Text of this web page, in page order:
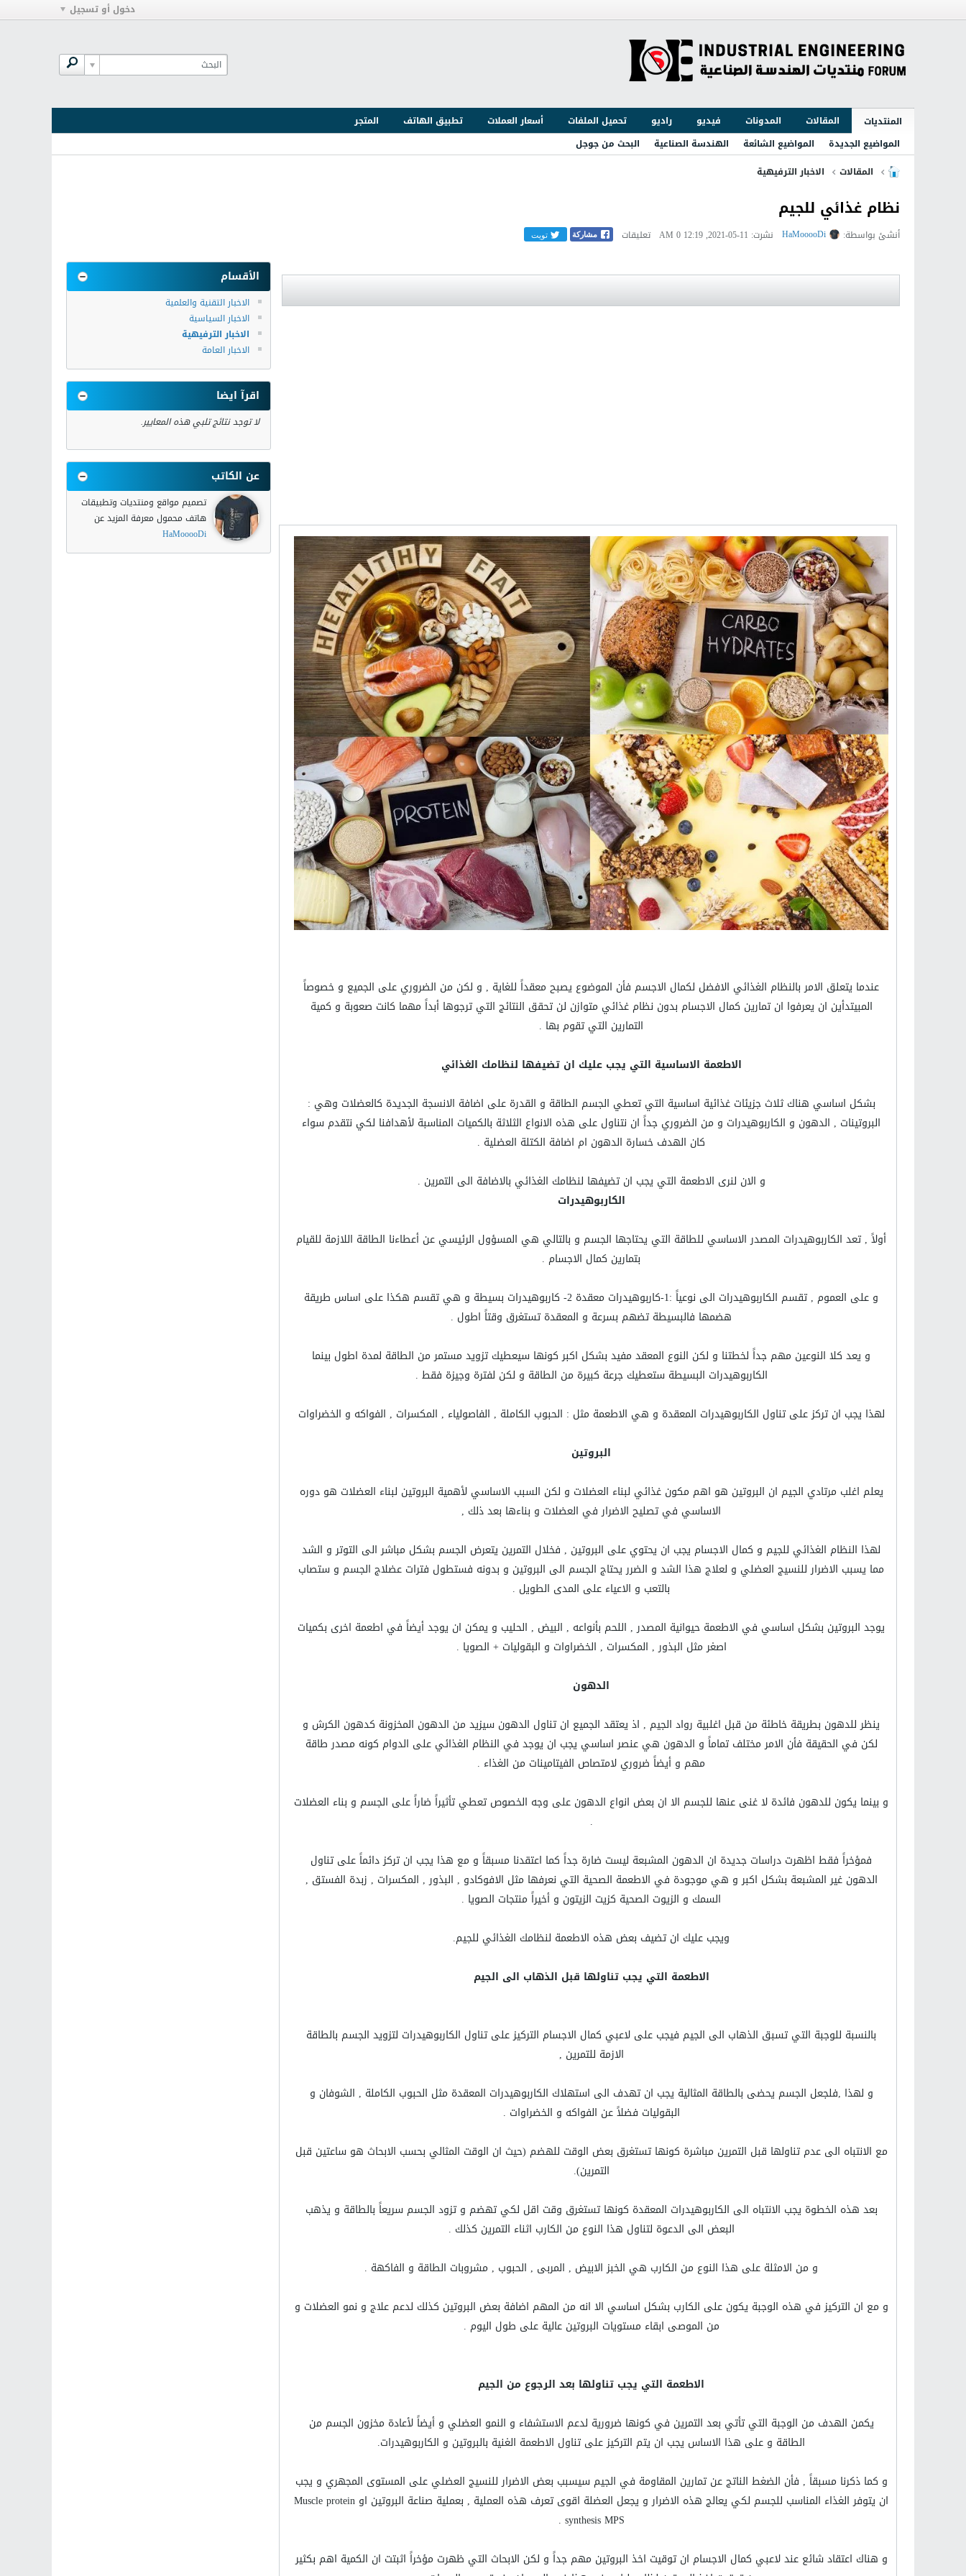
دخول أو تسجيل
المنتديات المقالات المدونات فيديو راديو تحميل الملفات أسعار العملات تطبيق الهاتف
المتجر
المواضيع الجديدة
المواضيع الشائعة الهندسة الصناعية
البحث من جوجل
المقالات
الاخبار الترفيهية
نظام غذائي للجيم
أنشئ بواسطة: HaMooooDi نشرت: 11-05-2021, 12:19 AM 0 تعليقات مشاركة تويت
عندما يتعلق الامر بالنظام الغذائي الافضل لكمال الاجسم فأن الموضوع يصبح معقداً للغاية , و لكن من الضروري على الجميع و خصوصاً
المبيتدأين ان يعرفوا ان تمارين كمال الاجسام بدون نظام غذائي متوازن لن تحقق النتائج التي ترجوها أبداً مهما كانت صعوبة و كمية
التمارين التي تقوم بها .
الاطعمة الاساسية التي يجب عليك ان تضيفها لنظامك الغذائي
بشكل اساسي هناك ثلاث جزيئات غذائية اساسية التي تعطي الجسم الطاقة و القدرة على اضافة الانسجة الجديدة كالعضلات وهي :
البروتينات , الدهون و الكاربوهيدرات و من الضروري جداً ان نتناول على هذه الانواع الثلاثة بالكميات المناسبة لأهدافنا لكي نتقدم سواء
كان الهدف خسارة الدهون ام اضافة الكتلة العضلية .
و الان لنرى الاطعمة التي يجب ان تضيفها لنظامك الغذائي بالاضافة الى التمرين .
الكاربوهيدرات
أولاً , تعد الكاربوهيدرات المصدر الاساسي للطاقة التي يحتاجها الجسم و بالتالي هي المسؤول الرئيسي عن أعطاءنا الطاقة اللازمة للقيام
بتمارين كمال الاجسام .
و على العموم , تقسم الكاربوهيدرات الى نوعياً :1-كاربوهيدرات معقدة 2- كاربوهيدرات بسيطة و هي تقسم هكذا على اساس طريقة
هضمها فالبسيطة تضهم بسرعة و المعقدة تستغرق وقتاً اطول .
و يعد كلا النوعين مهم جداً لخطتنا و لكن النوع المعقد مفيد بشكل اكبر كونها سيعطيك تزويد مستمر من الطاقة لمدة اطول بينما
الكاربوهيدرات البسيطة ستعطيك جرعة كبيرة من الطاقة و لكن لفترة وجيزة فقط .
لهذا يجب ان تركز على تناول الكاربوهيدرات المعقدة و هي الاطعمة مثل : الحبوب الكاملة , الفاصولياء , المكسرات , الفواكه و الخضراوات
البروتين
يعلم اغلب مرتادي الجيم ان البروتين هو اهم مكون غذائي لبناء العضلات و لكن السبب الاساسي لأهمية البروتين لبناء العضلات هو دوره
الاساسي في تصليح الاضرار في العضلات و بناءها بعد ذلك ,
لهذا النظام الغذائي للجيم و كمال الاجسام يجب ان يحتوي على البروتين , فخلال التمرين يتعرض الجسم بشكل مباشر الى التوتر و الشد
مما يسبب الاضرار للنسيج العضلي و لعلاج هذا الشد و الضرر يحتاج الجسم الى البروتين و بدونه فستطول فترات عضلاج الجسم و ستصاب
بالتعب و الاعياء على المدى الطويل .
يوجد البروتين بشكل اساسي في الاطعمة حيوانية المصدر , اللحم بأنواعه , البيض , الحليب و يمكن ان يوجد أيضاً في اطعمة اخرى بكميات
اصغر مثل البذور , المكسرات , الخضراوات و البقوليات + الصويا .
الدهون
ينظر للدهون بطريقة خاطئة من قبل اغلبية رواد الجيم , اذ يعتقد الجميع ان تناول الدهون سيزيد من الدهون المخزونة كدهون الكرش و
لكن في الحقيقة فأن الامر مختلف تماماً و الدهون هي عنصر اساسي يجب ان يوجد في النظام الغذائي على الدوام كونه مصدر طاقة
مهم و أيضاً ضروري لامتصاص الفيتامينات من الغذاء .
و بينما يكون للدهون فائدة لا غنى عنها للجسم الا ان بعض انواع الدهون على وجه الخصوص تعطي تأثيراً ضاراً على الجسم و بناء العضلات
.
فمؤخراً فقط اظهرت دراسات جديدة ان الدهون المشبعة ليست ضارة جداً كما اعتقدنا مسبقاً و مع هذا يجب ان تركز دائماً على تناول
الدهون غير المشبعة بشكل اكبر و هي موجودة في الاطعمة الصحية التي نعرفها مثل الافوكادو , البذور , المكسرات , زبدة الفستق ,
السمك و الزيوت الصحية كزيت الزيتون و أخيراً منتجات الصويا .
ويجب عليك ان تضيف بعض هذه الاطعمة لنظامك الغذائي للجيم.
الاطعمة التي يجب تناولها قبل الذهاب الى الجيم
بالنسبة للوجبة التي تسبق الذهاب الى الجيم فيجب على لاعبي كمال الاجسام التركيز على تناول الكاربوهيدرات لتزويد الجسم بالطاقة
الازمة للتمرين ,
و لهذا ,فلجعل الجسم يحضى بالطاقة المثالية يجب ان تهدف الى استهلاك الكاربوهيدرات المعقدة مثل الحبوب الكاملة , الشوفان و
البقوليات فضلاً عن الفواكه و الخضراوات .
مع الانتباه الى عدم تناولها قبل التمرين مباشرة كونها تستغرق بعض الوقت للهضم (حيث ان الوقت المثالي بحسب الابحاث هو ساعتين قبل
التمرين).
بعد هذه الخطوة يجب الانتباه الى الكاربوهيدرات المعقدة كونها تستغرق وقت اقل لكي تهضم و تزود الجسم سريعاً بالطاقة و يذهب
البعض الى الدعوة لتناول هذا النوع من الكارب اثناء التمرين كذلك .
و من الامثلة على هذا النوع من الكارب هي الخبز الابيض , المربى , الحبوب , مشروبات الطاقة و الفاكهة .
و مع ان التركيز في هذه الوجبة يكون على الكارب بشكل اساسي الا انه من المهم اضافة بعض البروتين كذلك لدعم علاج و نمو العضلات و
من الموصى ابقاء مستويات البروتين عالية على طول اليوم .
الاطعمة التي يجب تناولها بعد الرجوع من الجيم
يكمن الهدف من الوجبة التي تأتي بعد التمرين في كونها ضرورية لدعم الاستشفاء و النمو العضلي و أيضاً لأعادة مخزون الجسم من
الطاقة و على هذا الاساس يجب ان يتم التركيز على تناول الاطعمة الغنية بالبروتين و الكاربوهيدرات.
و كما ذكرنا مسبقاً , فأن الضغط الناتج عن تمارين المقاومة في الجيم سيسبب بعض الاضرار للنسيج العضلي على المستوى المجهري و يجب
ان يتوفر الغذاء المناسب للجسم لكي يعالج هذه الاضرار و يجعل العضلة اقوى تعرف هذه العملية , بعملية صناعة البروتين او Muscle protein
synthesis MPS .
و هناك اعتقاد شائع عند لاعبي كمال الاجسام ان توقيت اخذ البروتين مهم جداً و لكن الابحاث التي ظهرت مؤخراً اثبتت ان الكمية اهم بكثير
الأقسام
الاخبار التقنية والعلمية
الاخبار السياسية
الاخبار الترفيهية
الاخبار العامة
اقرآ ايضا
لا توجد نتائج تلبي هذه المعايير.
عن الكاتب
تصميم مواقع ومنتديات وتطبيقات
هاتف محمول معرفة المزيد عن
HaMooooDi